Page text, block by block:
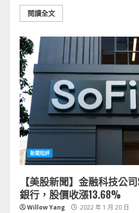
閱讀全文
新聞短評
【美股新聞】金融科技公
銀行，股價收漲13.68%
Willow Yang 2022 年 1 月 20 日